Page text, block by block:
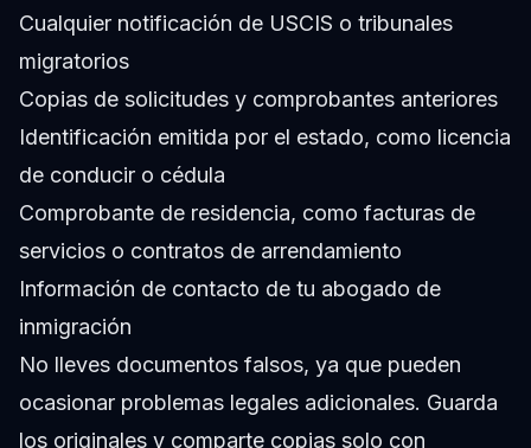
Cualquier notificación de USCIS o tribunales
migratorios
Copias de solicitudes y comprobantes anteriores
Identificación emitida por el estado, como licencia
de conducir o cédula
Comprobante de residencia, como facturas de
servicios o contratos de arrendamiento
Información de contacto de tu abogado de
inmigración
No lleves documentos falsos, ya que pueden
ocasionar problemas legales adicionales. Guarda
los originales y comparte copias solo con